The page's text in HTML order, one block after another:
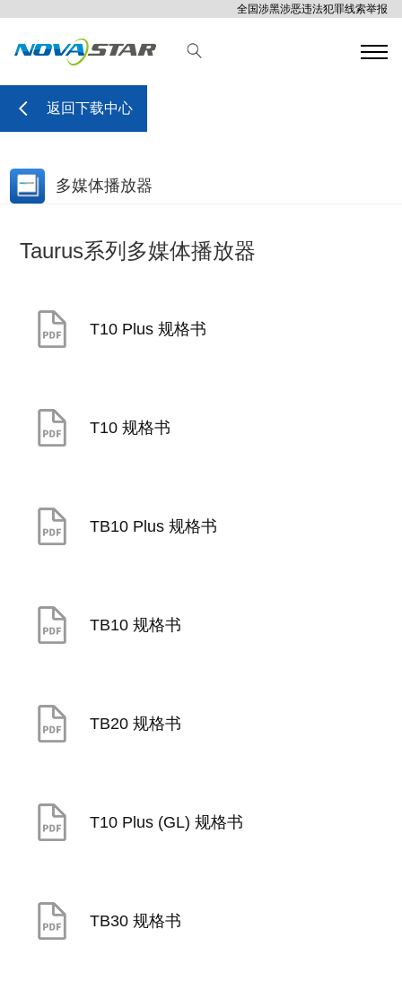
全国涉黑涉恶违法犯罪线索举报
返回下载中心
多媒体播放器
Taurus系列多媒体播放器
T10 Plus 规格书
T10 规格书
TB10 Plus 规格书
TB10 规格书
TB20 规格书
T10 Plus (GL) 规格书
TB30 规格书